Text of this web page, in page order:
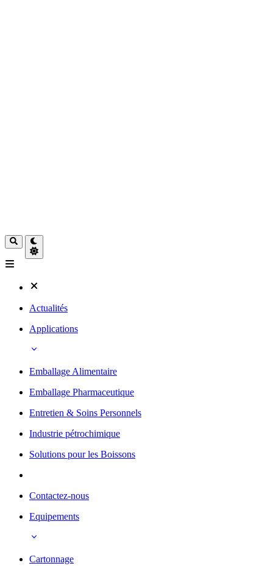
Actualités
Applications
Emballage Alimentaire
Emballage Pharmaceutique
Entretien & Soins Personnels
Industrie pétrochimique
Solutions pour les Boissons
Contactez-nous
Equipements
Cartonnage